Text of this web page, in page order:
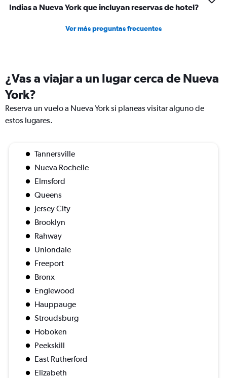
Indias a Nueva York que incluyan reservas de hotel?
Ver más preguntas frecuentes
¿Vas a viajar a un lugar cerca de Nueva
York?
Reserva un vuelo a Nueva York si planeas visitar alguno de
estos lugares.
Tannersville
Nueva Rochelle
Elmsford
Queens
Jersey City
Brooklyn
Rahway
Uniondale
Freeport
Bronx
Englewood
Hauppauge
Stroudsburg
Hoboken
Peekskill
East Rutherford
Elizabeth